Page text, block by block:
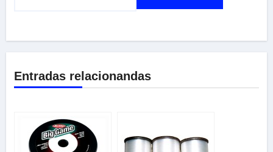
Entradas relacionandas